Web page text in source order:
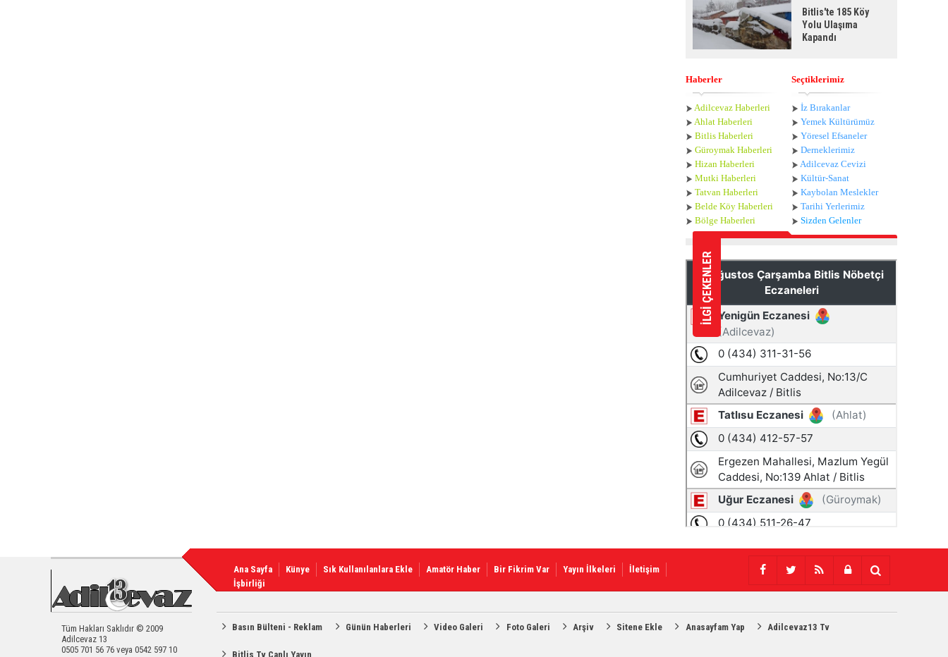
Bitlis'te 185 Köy
Yolu Ulaşıma
Kapandı
Haberler
Adilcevaz Haberleri
Ahlat Haberleri
Bitlis Haberleri
Güroymak Haberleri
Hizan Haberleri
Mutki Haberleri
Tatvan Haberleri
Belde Köy Haberleri
Bölge Haberleri
Seçtiklerimiz
İz Bırakanlar
Yemek Kültürümüz
Yöresel Efsaneler
Derneklerimiz
Adilcevaz Cevizi
Kültür-Sanat
Kaybolan Meslekler
Tarihi Yerlerimiz
Sizden Gelenler
İLGİ ÇEKENLER
Ana Sayfa Künye Sık Kullanılanlara Ekle Amatör Haber Bir Fikrim Var Yayın İlkeleri
İletişim
İşbirliği
Tüm Hakları Saklıdır © 2009
Adilcevaz 13
0505 701 56 76 veya 0542 597 10
Basın Bülteni - Reklam Günün Haberleri Video Galeri Foto Galeri Arşiv Sitene Ekle Anasayfam Yap Adilcevaz13 Tv
Bitlis Tv Canlı Yayın